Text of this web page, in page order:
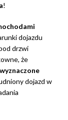
!
dojazdu
drzwi
że
dojazd w